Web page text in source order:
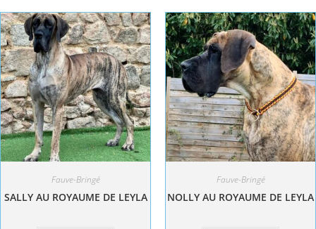
Fauve-Bringé
SALLY AU ROYAUME DE LEYLA
Fauve-Bringé
NOLLY AU ROYAUME DE LEYLA